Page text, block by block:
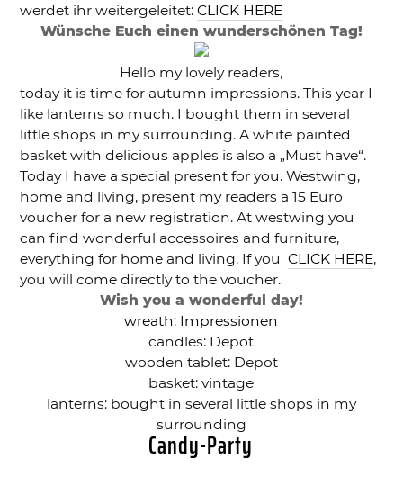
werdet ihr weitergeleitet:CLICK HERE
Wünsche Euch einen wunderschönen Tag!
Hello my lovely readers,
today it is time for autumn impressions. This year I
like lanterns so much. I bought them in several
little shops in my surrounding. A white painted
basket with delicious apples is also a „Must have“.
Today I have a special present for you. Westwing,
home and living, present my readers a 15 Euro
voucher for a new registration. At westwing you
can find wonderful accessoires and furniture,
everything for home and living. If youCLICK HERE,
you will come directly to the voucher.
Wish you a wonderful day!
wreath: Impressionen
candles: Depot
wooden tablet: Depot
basket: vintage
lanterns: bought in several little shops in my
surrounding
Candy-Party